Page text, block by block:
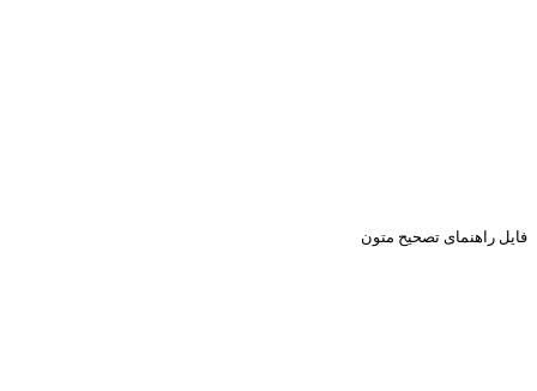
فایل راهنمای تصحیح متون